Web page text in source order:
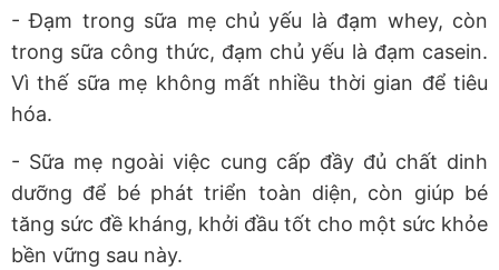
- Đạm trong sữa mẹ chủ yếu là đạm whey, còn
trong sữa công thức, đạm chủ yếu là đạm casein.
Vì thế sữa mẹ không mất nhiều thời gian để tiêu
hóa.
- Sữa mẹ ngoài việc cung cấp đầy đủ chất dinh
dưỡng để bé phát triển toàn diện, còn giúp bé
tăng sức đề kháng, khởi đầu tốt cho một sức khỏe
bền vững sau này.